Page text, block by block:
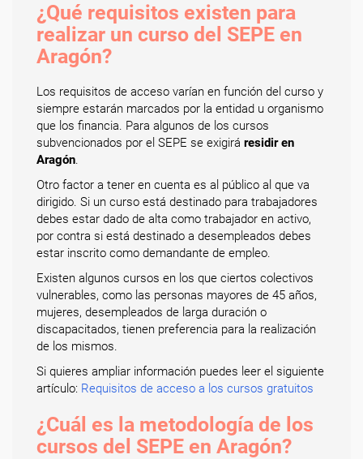
¿Qué requisitos existen para
realizar un curso del SEPE en
Aragón?
Los requisitos de acceso varían en función del curso y
siempre estarán marcados por la entidad u organismo
que los financia. Para algunos de los cursos
subvencionados por el SEPE se exigirá residir en
Aragón.
Otro factor a tener en cuenta es al público al que va
dirigido. Si un curso está destinado para trabajadores
debes estar dado de alta como trabajador en activo,
por contra si está destinado a desempleados debes
estar inscrito como demandante de empleo.
Existen algunos cursos en los que ciertos colectivos
vulnerables, como las personas mayores de 45 años,
mujeres, desempleados de larga duración o
discapacitados, tienen preferencia para la realización
de los mismos.
Si quieres ampliar información puedes leer el siguiente
artículo: Requisitos de acceso a los cursos gratuitos
¿Cuál es la metodología de los
cursos del SEPE en Aragón?